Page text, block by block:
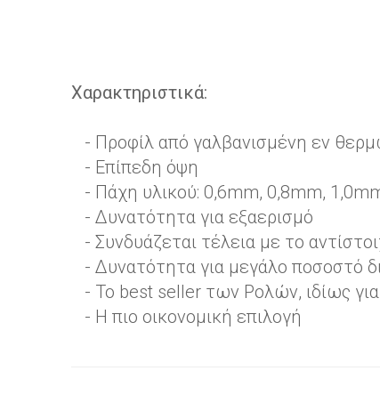
Χαρακτηριστικά:
- Προφίλ από γαλβανισμένη εν
- Επίπεδη όψη
- Πάχη υλικού: 0,6mm, 0,8mm,
- Δυνατότητα για εξαερισμό
- Συνδυάζεται τέλεια με το
- Δυνατότητα για μεγάλο ποσοστό
- Το best seller των Ρολών, ιδίως
- Η πιο οικονομική επιλογή